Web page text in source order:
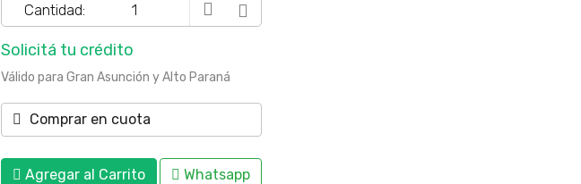
Cantidad:
Solicitá tu crédito
Válido para Gran Asunción y Alto Paraná
Comprar en cuota
Agregar al Carrito Whatsapp